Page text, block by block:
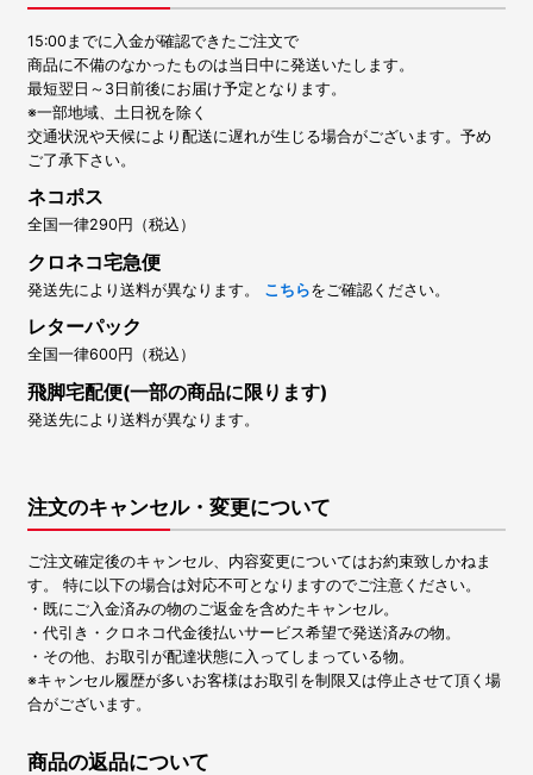
15:00までに入金が確認できたご注文で
商品に不備のなかったものは当日中に発送いたします。
最短翌日～3日前後にお届け予定となります。
※一部地域、土日祝を除く
交通状況や天候により配送に遅れが生じる場合がございます。予め
ご了承下さい。
ネコポス
全国一律290円（税込）
クロネコ宅急便
発送先により送料が異なります。 こちらをご確認ください。
レターパック
全国一律600円（税込）
飛脚宅配便(一部の商品に限ります)
発送先により送料が異なります。
注文のキャンセル・変更について
ご注文確定後のキャンセル、内容変更についてはお約束致しかねま
す。 特に以下の場合は対応不可となりますのでご注意ください。
・既にご入金済みの物のご返金を含めたキャンセル。
・代引き・クロネコ代金後払いサービス希望で発送済みの物。
・その他、お取引が配達状態に入ってしまっている物。
※キャンセル履歴が多いお客様はお取引を制限又は停止させて頂く場
合がございます。
商品の返品について